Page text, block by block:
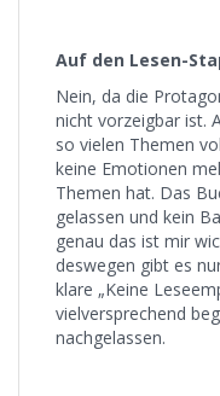
Auf den Lesen-
Nein, da die
nicht vorzeigbar ist.
so vielen Themen
keine Emotionen
Themen hat. Das
gelassen und kein
genau das ist mir
deswegen gibt es
klare „Keine
vielversprechend
nachgelassen.